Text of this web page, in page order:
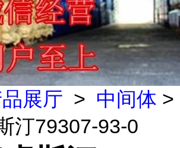
展厅 > 中间体 >
汀79307-93-0